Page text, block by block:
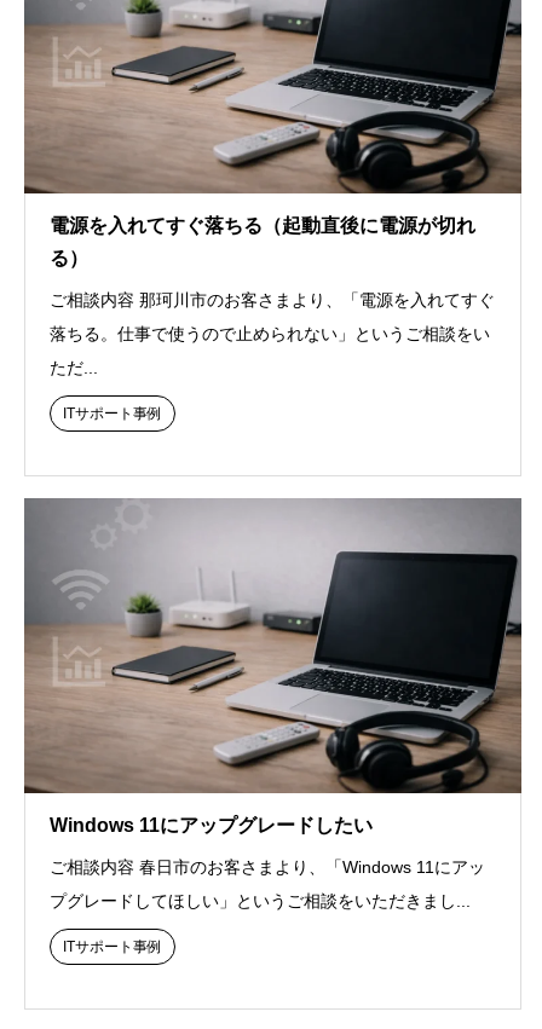
電源を入れてすぐ落ちる（起動直後に電源が切れ
る）
ご相談内容 那珂川市のお客さまより、「電源を入れてすぐ
落ちる。仕事で使うので止められない」というご相談をい
ただ...
ITサポート事例
Windows 11にアップグレードしたい
ご相談内容 春日市のお客さまより、「Windows 11にアッ
プグレードしてほしい」というご相談をいただきまし...
ITサポート事例